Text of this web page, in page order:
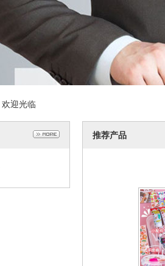
欢迎光临
推荐产品
画